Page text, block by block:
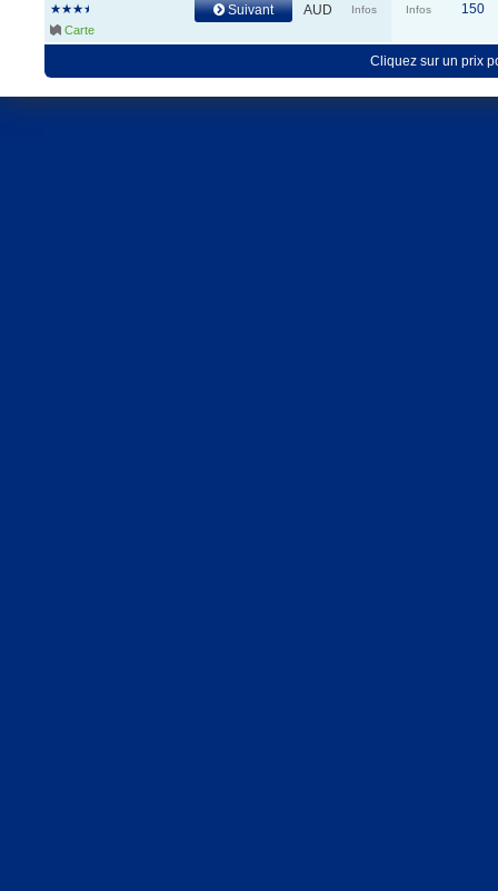
Carte
Suivant AUD Infos Infos 150
Cliquez sur un prix